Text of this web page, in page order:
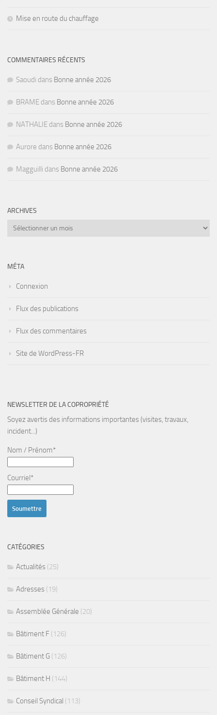
Mise en route du chauffage
COMMENTAIRES RÉCENTS
Saoudi dans Bonne année 2026
BRAME dans Bonne année 2026
NATHALIE dans Bonne année 2026
Aurore dans Bonne année 2026
Magguilli dans Bonne année 2026
ARCHIVES
Archives
MÉTA
Connexion
Flux des publications
Flux des commentaires
Site de WordPress-FR
NEWSLETTER DE LA COPROPRIÉTÉ
Soyez avertis des informations importantes (visites, travaux,
incident...)
Nom / Prénom*
Courriel*
CATÉGORIES
Actualités (25)
Adresses (19)
Assemblée Générale (20)
Bâtiment F (126)
Bâtiment G (126)
Bâtiment H (144)
Conseil Syndical (113)